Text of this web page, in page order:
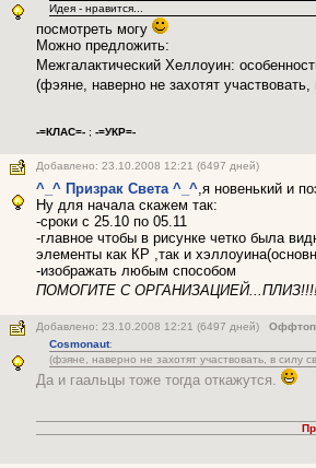
Идея - нравится...
посмотреть могу
Можно предложить:
Межгалактический Хеллоуин:
(фэяне, наверно не захотят
-=КЛАС=- ; -=УКР=-
Добавлено: 23.10.2008 12:21 (6497 дней)
^_^ Призрак Света ^_^,я новенький и
Ну для начала скажем так:
-сроки с 25.10 по 05.11
-главное чтобы в рисунке четко была
элементы как КР ,так и
-изображать любым способом
ПОМОГИТЕ С
Добавлено: 23.10.2008 12:21 (6497 дней)
Cosmonaut:
(фэяне, наверно не захотят участвовать, в силу
Да и гаальцы тоже тогда откажутся.